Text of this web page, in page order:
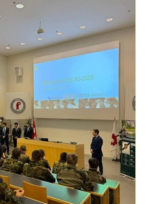
nella pratica in una libertà
fatto. Questa erosione mina
d